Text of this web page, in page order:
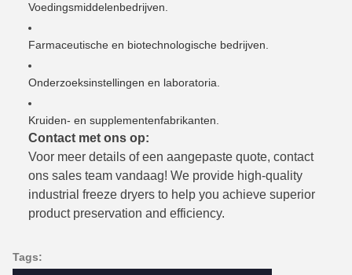
Voedingsmiddelenbedrijven.
Farmaceutische en biotechnologische bedrijven.
Onderzoeksinstellingen en laboratoria.
Kruiden- en supplementenfabrikanten.
Contact met ons op:
Voor meer details of een aangepaste quote, contact
ons sales team vandaag! We provide high-quality
industrial freeze dryers to help you achieve superior
product preservation and efficiency.
Tags: